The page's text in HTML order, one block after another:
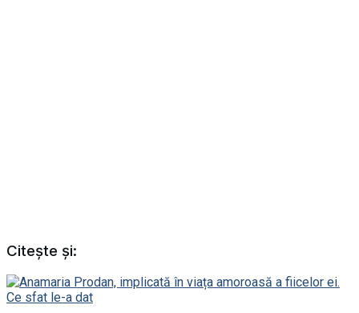
Citește și: